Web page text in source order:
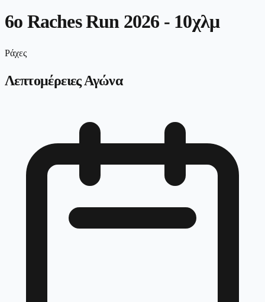
6ο Raches Run 2026 - 10χλμ
Ράχες
Λεπτομέρειες Αγώνα